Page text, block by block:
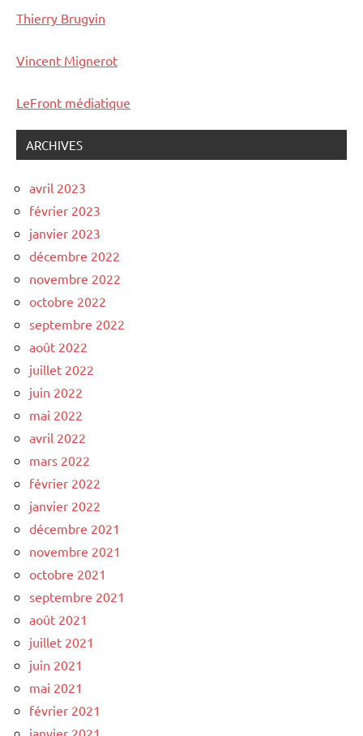
Thierry Brugvin
Vincent Mignerot
LeFront médiatique
ARCHIVES
avril 2023
février 2023
janvier 2023
décembre 2022
novembre 2022
octobre 2022
septembre 2022
août 2022
juillet 2022
juin 2022
mai 2022
avril 2022
mars 2022
février 2022
janvier 2022
décembre 2021
novembre 2021
octobre 2021
septembre 2021
août 2021
juillet 2021
juin 2021
mai 2021
février 2021
janvier 2021